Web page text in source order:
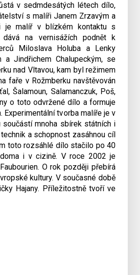
v sedmdesátých létech dílo,
s malíři Janem Zrzavým a
je malíř v blízkém kontaktu s
na vernisážích podnět k
Miloslava Holuba a Lenky
Jindřichem Chalupeckým, se
nad Vltavou, kam byl režimem
faře v Rožmberku navštěvován
Šalamoun, Salamanczuk, Poš,
o toto odvržené dílo a formuje
tvorba malíře je v
mnoha sbírek státních i
a schopnost zasáhnou cíl
toto rozsáhlé dílo stačilo po 40
i v cizině. V roce 2002 je
O rok později přebírá
kultury. V současné době
Hajany. Příležitostně tvoří ve